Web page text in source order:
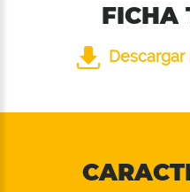
FICHA